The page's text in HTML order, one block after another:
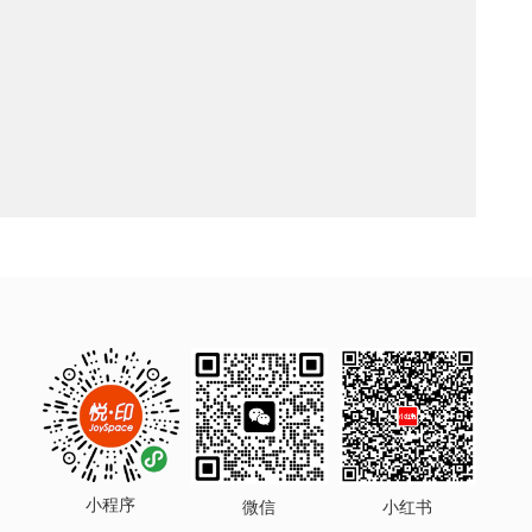
小程序 微信 小红书